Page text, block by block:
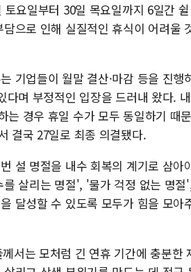
토요일부터 30일 목요일까지 6일간
으로 인해 실질적인 휴식이 어려울
기업들이 월말 결산·마감 등을 진
다며 부정적인 입장을 드러내 왔다.
는 경우 휴일 수가 모두 동일하기 때
결국 27일로 최종 의결됐다.
설 명절을 내수 회복의 계기로 삼
를 살리는 명절', '물가 걱정 없는 명
달성할 수 있도록 모두가 힘을 모
서는 모처럼 긴 연휴 기간에 충분